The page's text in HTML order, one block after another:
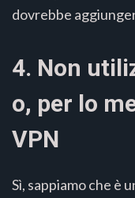
dovrebbe
4. Non
o, per lo
VPN
Sì, sappiamo che è